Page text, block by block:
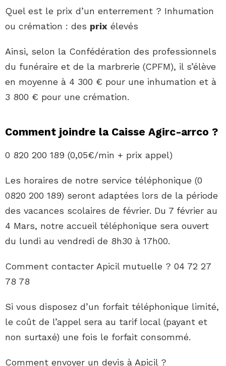
Quel est le prix d’un enterrement ? Inhumation
ou crémation : des prix élevés
Ainsi, selon la Confédération des professionnels
du funéraire et de la marbrerie (CPFM), il s’élève
en moyenne à 4 300 € pour une inhumation et à
3 800 € pour une crémation.
Comment joindre la Caisse Agirc-arrco ?
0 820 200 189 (0,05€/min + prix appel)
Les horaires de notre service téléphonique (0
0820 200 189) seront adaptées lors de la période
des vacances scolaires de février. Du 7 février au
4 Mars, notre accueil téléphonique sera ouvert
du lundi au vendredi de 8h30 à 17h00.
Comment contacter Apicil mutuelle ? 04 72 27
78 78
Si vous disposez d’un forfait téléphonique limité,
le coût de l’appel sera au tarif local (payant et
non surtaxé) une fois le forfait consommé.
Comment envoyer un devis à Apicil ?